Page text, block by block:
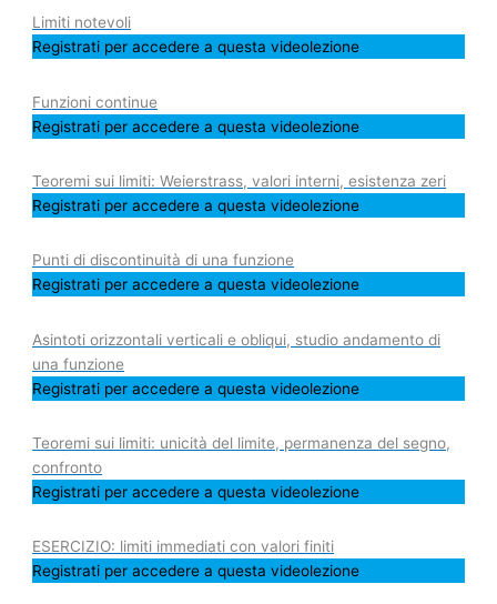
Limiti notevoli
Registrati per accedere a questa videolezione
Funzioni continue
Registrati per accedere a questa videolezione
Teoremi sui limiti: Weierstrass, valori interni, esistenza zeri
Registrati per accedere a questa videolezione
Punti di discontinuità di una funzione
Registrati per accedere a questa videolezione
Asintoti orizzontali verticali e obliqui, studio andamento di
una funzione
Registrati per accedere a questa videolezione
Teoremi sui limiti: unicità del limite, permanenza del segno,
confronto
Registrati per accedere a questa videolezione
ESERCIZIO: limiti immediati con valori finiti
Registrati per accedere a questa videolezione